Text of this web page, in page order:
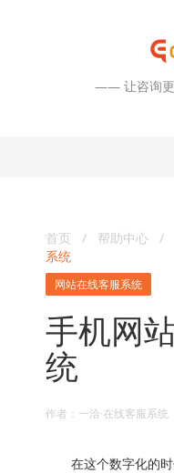
—— 让咨询
首页 / 帮助中心 /
系统
网站在线客服系统
手机网
统
作者：一洽·在线客服系
在这个数字化的时